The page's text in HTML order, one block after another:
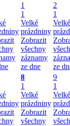
1
1
Velké
prázdniny
Zobrazit
všechny
záznamy
ze dne
2
1
Velké
ze
8
1
Velké
prázdniny
Zobrazit
všechny
9
1
Velké